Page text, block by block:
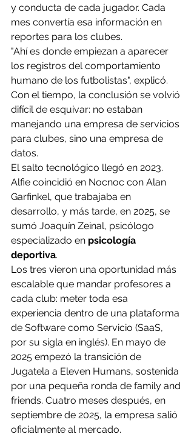
y conducta de cada jugador. Cada
mes convertía esa información en
reportes para los clubes.
"Ahí es donde empiezan a aparecer
los registros del comportamiento
humano de los futbolistas", explicó.
Con el tiempo, la conclusión se volvió
difícil de esquivar: no estaban
manejando una empresa de servicios
para clubes, sino una empresa de
datos.
El salto tecnológico llegó en 2023.
Alfie coincidió en Nocnoc con Alan
Garfinkel, que trabajaba en
desarrollo, y más tarde, en 2025, se
sumó Joaquín Zeinal, psicólogo
especializado en psicología
deportiva.
Los tres vieron una oportunidad más
escalable que mandar profesores a
cada club: meter toda esa
experiencia dentro de una plataforma
de Software como Servicio (SaaS,
por su sigla en inglés). En mayo de
2025 empezó la transición de
Jugatela a Eleven Humans, sostenida
por una pequeña ronda de family and
friends. Cuatro meses después, en
septiembre de 2025, la empresa salió
oficialmente al mercado.